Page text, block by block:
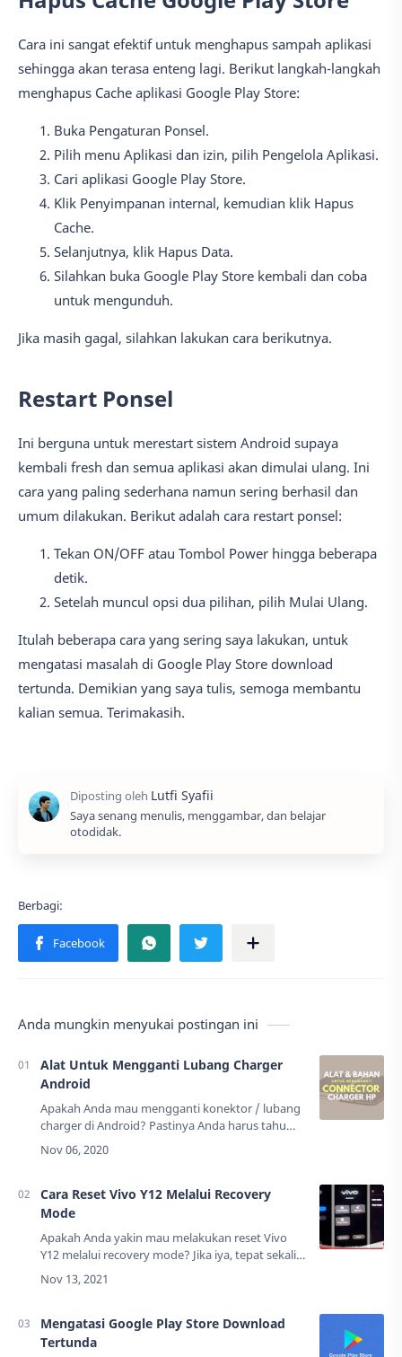
Cara ini sangat efektif untuk menghapus sampah aplikasi
sehingga akan terasa enteng lagi. Berikut langkah-langkah
menghapus Cache aplikasi Google Play Store:
Buka Pengaturan Ponsel.
Pilih menu Aplikasi dan izin, pilih Pengelola Aplikasi.
Cari aplikasi Google Play Store.
Klik Penyimpanan internal, kemudian klik Hapus
Cache.
Selanjutnya, klik Hapus Data.
Silahkan buka Google Play Store kembali dan coba
untuk mengunduh.
Jika masih gagal, silahkan lakukan cara berikutnya.
Restart Ponsel
Ini berguna untuk merestart sistem Android supaya
kembali fresh dan semua aplikasi akan dimulai ulang. Ini
cara yang paling sederhana namun sering berhasil dan
umum dilakukan. Berikut adalah cara restart ponsel:
Tekan ON/OFF atau Tombol Power hingga beberapa
detik.
Setelah muncul opsi dua pilihan, pilih Mulai Ulang.
Itulah beberapa cara yang sering saya lakukan, untuk
mengatasi masalah di Google Play Store download
tertunda. Demikian yang saya tulis, semoga membantu
kalian semua. Terimakasih.
Saya senang menulis, menggambar, dan belajar
otodidak.
Anda mungkin menyukai postingan ini
Alat Untuk Mengganti Lubang Charger
Android
Apakah Anda mau mengganti konektor / lubang
charger di Android? Pastinya Anda harus tahu
dulu apa saja alat dan bahan yang
dibutuhkan.Kebanyakan socket cas atau
Cara Reset Vivo Y12 Melalui Recovery
Mode
Apakah Anda yakin mau melakukan reset Vivo
Y12 melalui recovery mode? Jika iya, tepat sekali
Anda membaca tutorial ini. Vivo Y12 memiliki
penyimpanan 32Gb dan ada yang 64Gb,
Mengatasi Google Play Store Download
Tertunda